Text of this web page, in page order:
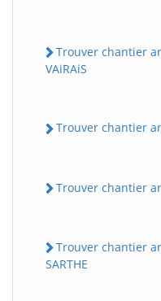
Trouver chantier
VAiRAiS
Trouver chantier
Trouver chantier
Trouver chantier
SARTHE